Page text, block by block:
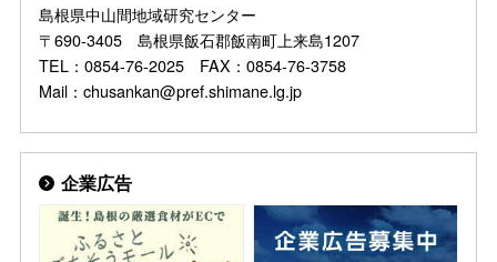
島根県中山間地域研究センター
〒690-3405 島根県飯石郡飯南町上来島1207
TEL：0854-76-2025 FAX：0854-76-3758
Mail：chusankan@pref.shimane.lg.jp
企業広告